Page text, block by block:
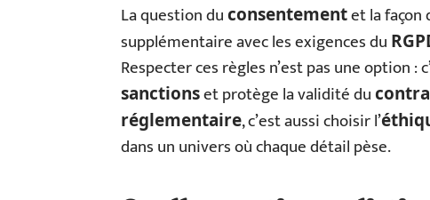
La question duconsentementet la
supplémentaire avec les exigences du
Respecter ces règles n’est pas une option
sanctionset protège la validité du
réglementaire, c’est aussi choisir l’
dans un univers où chaque détail pèse.